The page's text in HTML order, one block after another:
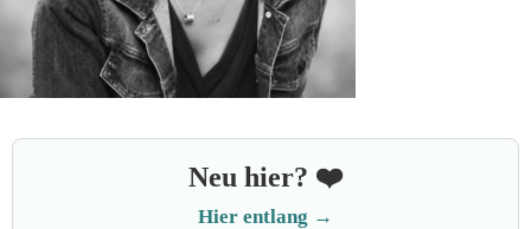
Neu hier? ❤️
Hier entlang →